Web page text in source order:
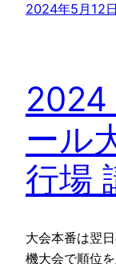
2024年5月12日
2024
ール
行場
大会本番は翌
機大会で順位